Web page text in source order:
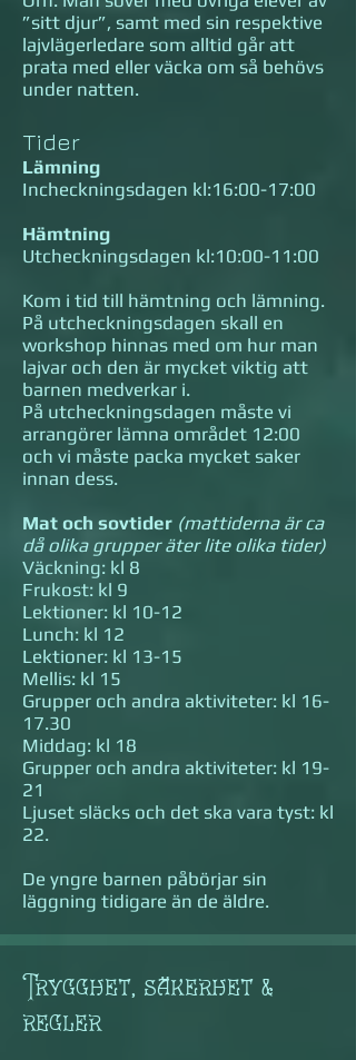
”sitt djur”, samt med sin respektive
lajvlägerledare som alltid går att
prata med eller väcka om så behövs
under natten.
Tider
Lämning
Incheckningsdagen kl:16:00-17:00
Hämtning
Utcheckningsdagen kl:10:00-11:00
Kom i tid till hämtning och lämning.
På utcheckningsdagen skall en
workshop hinnas med om hur man
lajvar och den är mycket viktig att
barnen medverkar i.
På utcheckningsdagen måste vi
arrangörer lämna området 12:00
och vi måste packa mycket saker
innan dess.
Mat och sovtider (mattiderna är ca
då olika grupper äter lite olika tider)
Väckning: kl 8
Frukost: kl 9
Lektioner: kl 10-12
Lunch: kl 12
Lektioner: kl 13-15
Mellis: kl 15
Grupper och andra aktiviteter: kl 16-
17.30
Middag: kl 18
Grupper och andra aktiviteter: kl 19-
21
Ljuset släcks och det ska vara tyst: kl
22.
De yngre barnen påbörjar sin
läggning tidigare än de äldre.
Trygghet, säkerhet &
regler